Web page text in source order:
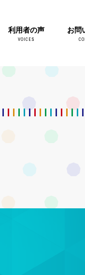
利用者の声
VOICES
お問